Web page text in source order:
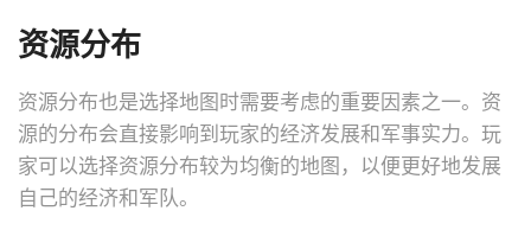
资源分布
资源分布也是选择地图时需要考虑的重要因素之一。资
源的分布会直接影响到玩家的经济发展和军事实力。玩
家可以选择资源分布较为均衡的地图，以便更好地发展
自己的经济和军队。